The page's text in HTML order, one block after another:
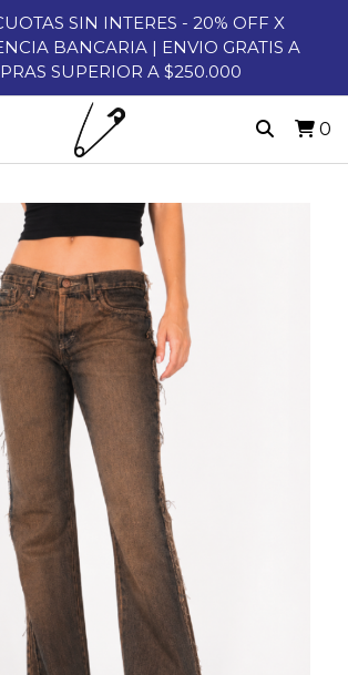
SIN INTERES - 20% OFF X
BANCARIA | ENVIO GRATIS A
SUPERIOR A $250.000
0